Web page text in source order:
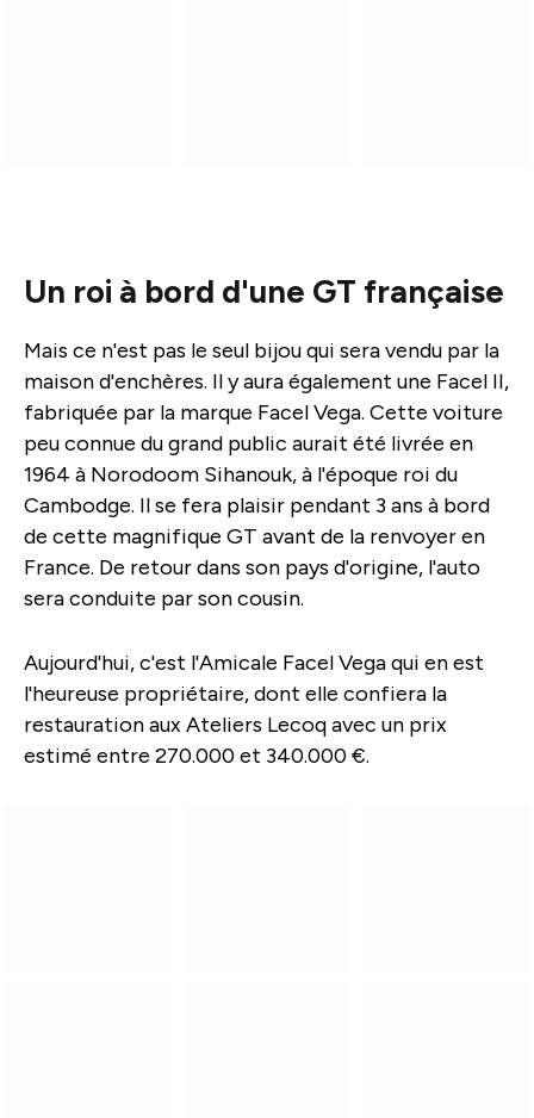
Un roi à bord d'une GT française
Mais ce n'est pas le seul bijou qui sera vendu par la
maison d'enchères. Il y aura également une Facel II,
fabriquée par la marque Facel Vega. Cette voiture
peu connue du grand public aurait été livrée en
1964 à Norodoom Sihanouk, à l'époque roi du
Cambodge. Il se fera plaisir pendant 3 ans à bord
de cette magnifique GT avant de la renvoyer en
France. De retour dans son pays d'origine, l'auto
sera conduite par son cousin.
Aujourd'hui, c'est l'Amicale Facel Vega qui en est
l'heureuse propriétaire, dont elle confiera la
restauration aux Ateliers Lecoq avec un prix
estimé entre 270.000 et 340.000 €.